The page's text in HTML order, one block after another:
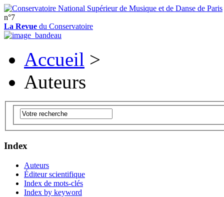
n°7
La Revue du Conservatoire
Accueil >
Auteurs
Index
Auteurs
Éditeur scientifique
Index de mots-clés
Index by keyword